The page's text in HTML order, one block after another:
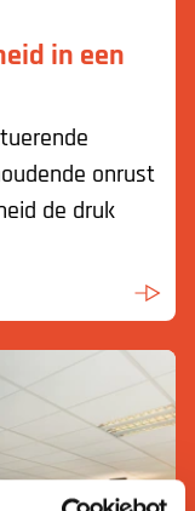
in een
onrust
de druk